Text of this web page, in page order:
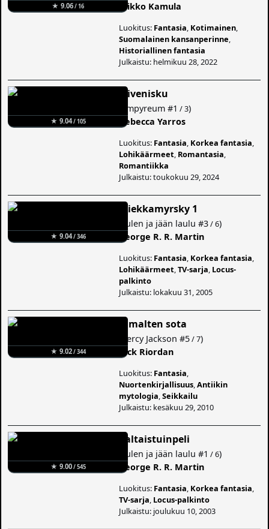
★ 9.06/ 16 Mikko Kamula
Luokitus: Fantasia Kotimainen
Suomalainen kansanperinne
Historiallinen fantasia
Julkaistu: helmikuu 28, 2022
★ 9.04/ 105
Siivenisku
Empyreum #1 / 3)
Rebecca Yarros
Luokitus: Fantasia Korkea fantasia
Lohikäärmeet Romantasia
Romantiikka
Julkaistu: toukokuu 29, 2024
★ 9.04/ 346
Miekkamyrsky 1
Tulen ja jään laulu #3/ 6)
George R. R. Martin
Luokitus: Fantasia Korkea fantasia
Lohikäärmeet ,TV-sarja Locus-
palkinto
Julkaistu: lokakuu 31, 2005
★ 9.02/ 344
Jumalten sota
Percy Jackson #5/ 7)
Rick Riordan
Luokitus: Fantasia
Nuortenkirjallisuus ,Antiikin
mytologia ,Seikkailu
Julkaistu: kesäkuu 29, 2010
★ 9.00/ 545
Valtaistuinpeli
Tulen ja jään laulu #1 / 6)
George R. R. Martin
Luokitus: Fantasia Korkea fantasia
TV-sarja Locus-palkinto
Julkaistu: joulukuu 10, 2003